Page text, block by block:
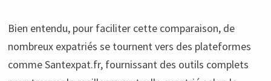
Bien entendu, pour faciliter cette comparaison, de
nombreux expatriés se tournent vers des plateformes
comme Santexpat.fr, fournissant des outils complets